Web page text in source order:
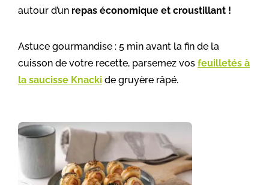
autour d’un repas économique et croustillant !
Astuce gourmandise : 5 min avant la fin de la
cuisson de votre recette, parsemez vos feuilletés à
la saucisse Knacki de gruyère râpé.